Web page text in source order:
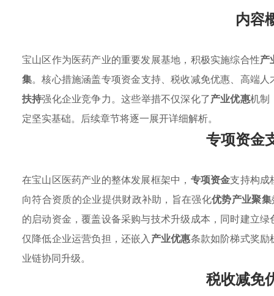
内容
宝山区作为医药产业的重要发展基地，积极实施综合性产
集。核心措施涵盖专项资金支持、税收减免优惠、高端
扶持强化企业竞争力。这些举措不仅深化了产业优惠机制
定坚实基础。后续章节将逐一展开详细解析。
专项资金
在宝山区医药产业的整体发展框架中， 专项资金支持构成
向符合资质的企业提供财政补助，旨在强化优势产业聚集
的启动资金，覆盖设备采购与技术升级成本，同时建立
仅降低企业运营负担，还嵌入产业优惠条款如阶梯式奖
业链协同升级。
税收减免